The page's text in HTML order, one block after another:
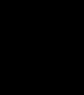
channel/